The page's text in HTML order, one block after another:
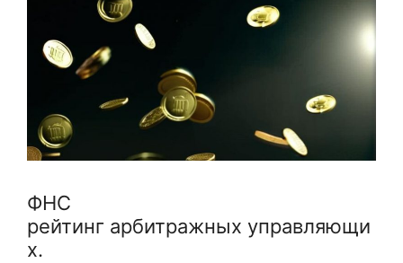
ФНС
рейтинг арбитражных управляющи
х.